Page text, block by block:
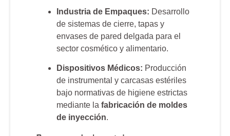
Industria de Empaques: Desarrollo
de sistemas de cierre, tapas y
envases de pared delgada para el
sector cosmético y alimentario.
Dispositivos Médicos: Producción
de instrumental y carcasas estériles
bajo normativas de higiene estrictas
mediante la fabricación de moldes
de inyección.